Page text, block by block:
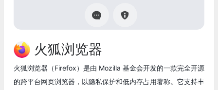
火狐浏览器
火狐浏览器（Firefox）是由 Mozilla 基金会开发的一款完全开源
的跨平台网页浏览器，以隐私保护和低内存占用著称。它支持丰